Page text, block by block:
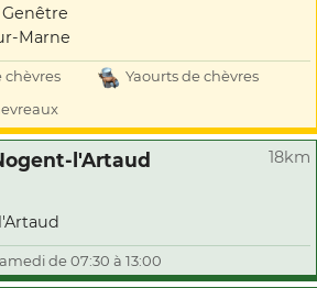
Marne
chèvres
Yaourts de chèvres
l'Artaud 18km
de 07:30 à 13:00